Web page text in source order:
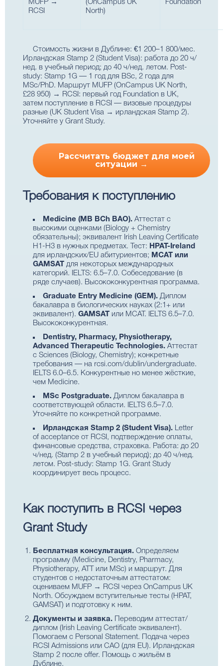
MUFP →
RCSI
(OnCampus UK
North)
Foundation
Стоимость жизни в Дублине: €1 200–1 800/мес.
Ирландская Stamp 2 (Student Visa): работа до 20 ч/
нед. в учебный период; до 40 ч/нед. летом. Post-
study: Stamp 1G — 1 год для BSc, 2 года для
MSc/PhD. Маршрут MUFP (OnCampus UK North,
£28 950) → RCSI: первый год Foundation в UK,
затем поступление в RCSI — визовые процедуры
разные (UK Student Visa → ирландская Stamp 2).
Уточняйте у Grant Study.
Рассчитать бюджет для моей
ситуации →
Требования к поступлению
Medicine (MB BCh BAO). Аттестат с
высокими оценками (Biology + Chemistry
обязательны); эквивалент Irish Leaving Certificate
H1-H3 в нужных предметах. Тест: HPAT-Ireland
для ирландских/EU абитуриентов; MCAT или
GAMSAT
для некоторых международных
категорий. IELTS: 6.5–7.0. Собеседование (в
ряде случаев). Высококонкурентная программа.
Graduate Entry Medicine (GEM). Диплом
бакалавра в биологических науках (2:1+ или
эквивалент). GAMSAT
или MCAT. IELTS 6.5–7.0.
Высококонкурентная.
Dentistry, Pharmacy, Physiotherapy,
Advanced Therapeutic Technologies. Аттестат
с Sciences (Biology, Chemistry); конкретные
требования — на rcsi.com/dublin/undergraduate.
IELTS 6.0–6.5. Конкурентные но менее жёсткие,
чем Medicine.
MSc Postgraduate. Диплом бакалавра в
соответствующей области. IELTS 6.5–7.0.
Уточняйте по конкретной программе.
Ирландская Stamp 2 (Student Visa). Letter
of acceptance от RCSI, подтверждение оплаты,
финансовые средства, страховка. Работа: до 20
ч/нед. (Stamp 2 в учебный период); до 40 ч/нед.
летом. Post-study: Stamp 1G. Grant Study
координирует весь процесс.
Как поступить в RCSI через
Grant Study
Бесплатная консультация. Определяем
программу (Medicine, Dentistry, Pharmacy,
Physiotherapy, ATT или MSc) и маршрут. Для
студентов с недостаточным аттестатом:
оцениваем MUFP → RCSI через OnCampus UK
North. Обсуждаем вступительные тесты (HPAT,
GAMSAT) и подготовку к ним.
Документы и заявка. Переводим аттестат/
диплом (Irish Leaving Certificate эквивалент).
Помогаем с Personal Statement. Подача через
RCSI Admissions или CAO (для EU). Ирландская
Stamp 2 после offer. Помощь с жильём в
Дублине.